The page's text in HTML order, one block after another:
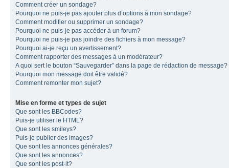
Comment créer un sondage?
Pourquoi ne puis-je pas ajouter plus d’options à mon sondage?
Comment modifier ou supprimer un sondage?
Pourquoi ne puis-je pas accéder à un forum?
Pourquoi ne puis-je pas joindre des fichiers à mon message?
Pourquoi ai-je reçu un avertissement?
Comment rapporter des messages à un modérateur?
A quoi sert le bouton “Sauvegarder” dans la page de rédaction de message?
Pourquoi mon message doit être validé?
Comment remonter mon sujet?
Mise en forme et types de sujet
Que sont les BBCodes?
Puis-je utiliser le HTML?
Que sont les smileys?
Puis-je publier des images?
Que sont les annonces générales?
Que sont les annonces?
Que sont les post-it?